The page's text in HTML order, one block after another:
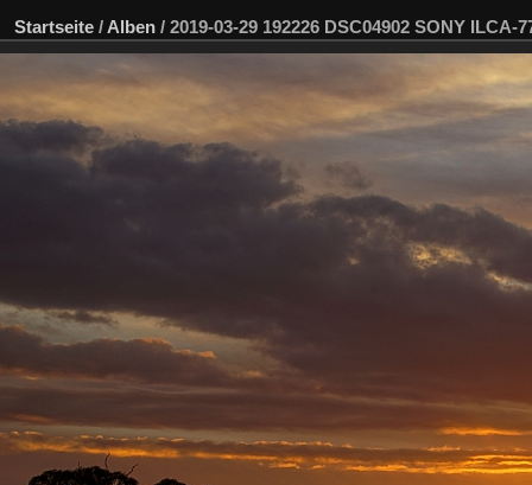
Startseite / Alben / 2019-03-29 192226 DSC04902 SONY ILCA-